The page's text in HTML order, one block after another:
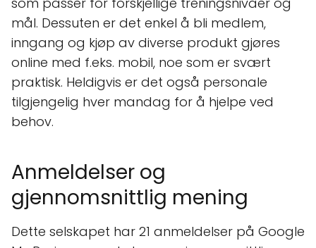
mål. Dessuten er det enkel å bli medlem,
inngang og kjøp av diverse produkt gjøres
online med f.eks. mobil, noe som er svært
praktisk. Heldigvis er det også personale
tilgjengelig hver mandag for å hjelpe ved
behov.
Anmeldelser og
gjennomsnittlig mening
Dette selskapet har 21 anmeldelser på Google